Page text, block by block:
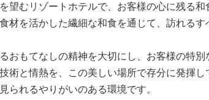
望むリゾートホテルで、お客様の心に残る和
材を活かした繊細な和食を通じて、訪れる
おもてなしの精神を大切にし、お客様の特別
術と情熱を、この美しい場所で存分に発揮し
られるやりがいのある環境です。